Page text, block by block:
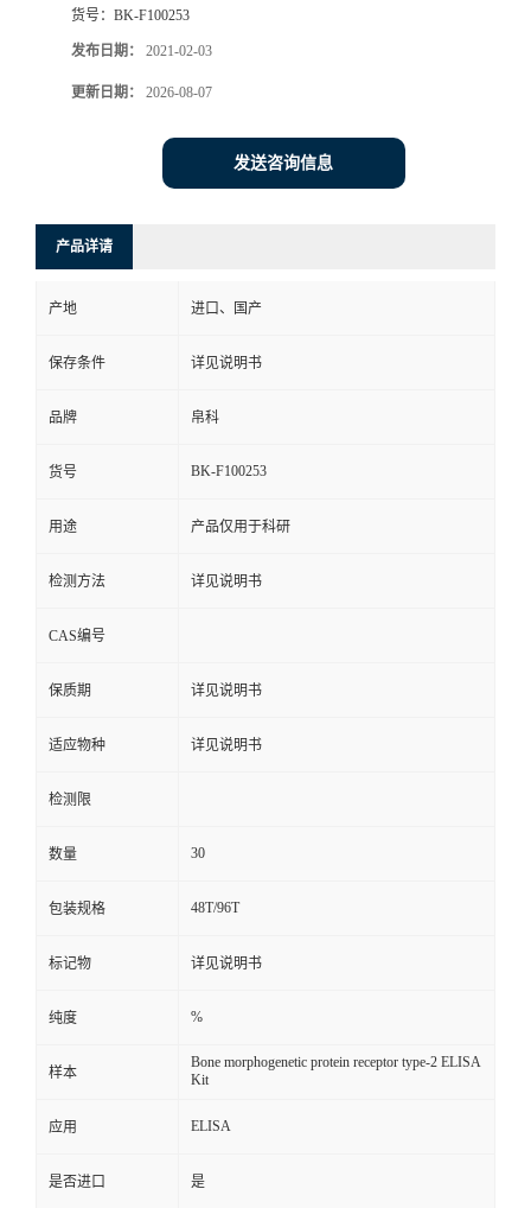
货号： BK-F100253
发布日期： 2021-02-03
更新日期： 2026-08-07
发送咨询信息
产品详请
产地 进口、国产
保存条件 详见说明书
品牌 帛科
货号 BK-F100253
用途 产品仅用于科研
检测方法 详见说明书
CAS编号
保质期 详见说明书
适应物种 详见说明书
检测限
数量 30
包装规格 48T/96T
标记物 详见说明书
纯度 %
样本
Bone morphogenetic protein receptor type-2 ELISA
Kit
应用 ELISA
是否进口 是